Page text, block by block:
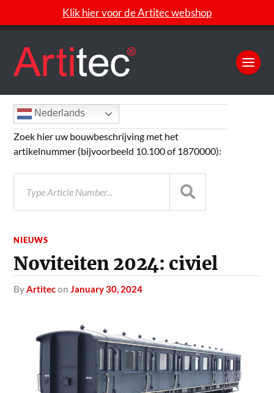
Klik hier voor de Artitec webshop
NIEUWS
Noviteiten 2024: civiel
byArtiteconJanuary 30, 2024
Nederlands
Zoek hier uw bouwbeschrijving met het
artikelnummer (bijvoorbeeld 10.100 of 1870000):